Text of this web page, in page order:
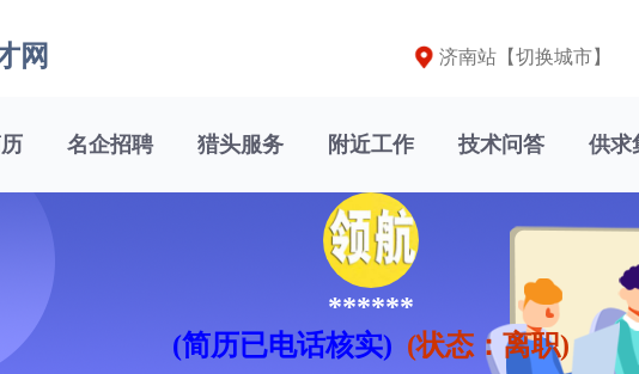
网 济南站【切换城市】
名企招聘 猎头服务 附近工作 技术问答 供求
******
(简历已电话核实) (状态：离职)